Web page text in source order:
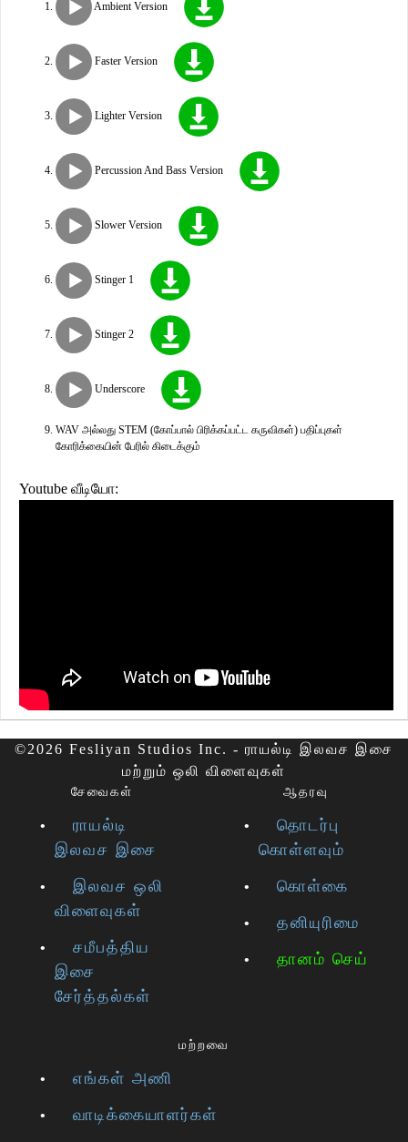
Ambient Version
Faster Version
Lighter Version
Percussion And Bass Version
Slower Version
Stinger 1
Stinger 2
Underscore
WAV அல்லது STEM (கோப்பால் பிரிக்கப்பட்ட கருவிகள்) பதிப்புகள்
கோரிக்கையின் பேரில் கிடைக்கும்
Youtube வீடியோ:
©2026 Fesliyan Studios Inc. - ராயல்டி இலவச இசை
மற்றும் ஒலி விளைவுகள்
சேவைகள்
ராயல்டி
இலவச இசை
இலவச ஒலி
விளைவுகள்
சமீபத்திய
இசை
சேர்த்தல்கள்
ஆதரவு
தொடர்பு
கொள்ளவும்
கொள்கை
தனியுரிமை
தானம் செய்
மற்றவை
எங்கள் அணி
வாடிக்கையாளர்கள்